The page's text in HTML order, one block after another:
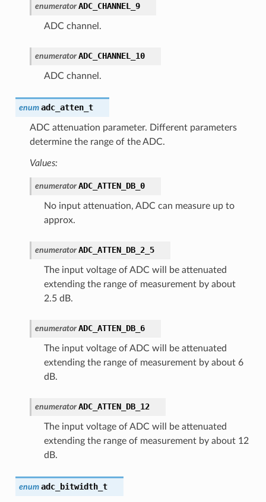
enumerator ADC_CHANNEL_9
ADC channel.
enumerator ADC_CHANNEL_10
ADC channel.
enum adc_atten_t
ADC attenuation parameter. Different parameters
determine the range of the ADC.
Values:
enumerator ADC_ATTEN_DB_0
No input attenuation, ADC can measure up to
approx.
enumerator ADC_ATTEN_DB_2_5
The input voltage of ADC will be attenuated
extending the range of measurement by about
2.5 dB.
enumerator ADC_ATTEN_DB_6
The input voltage of ADC will be attenuated
extending the range of measurement by about 6
dB.
enumerator ADC_ATTEN_DB_12
The input voltage of ADC will be attenuated
extending the range of measurement by about 12
dB.
enum adc_bitwidth_t